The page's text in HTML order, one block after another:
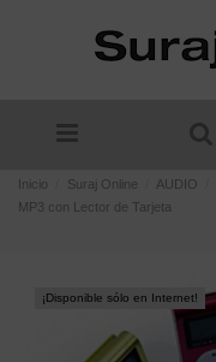
Inicio Suraj Online AUDIO
MP3 con Lector de Tarjeta
¡Disponible sólo en Internet!